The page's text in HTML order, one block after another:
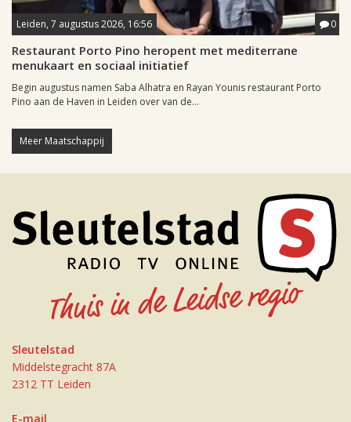
Leiden, 7 augustus 2026, 16:56 0
Restaurant Porto Pino heropent met mediterrane
menukaart en sociaal initiatief
Begin augustus namen Saba Alhatra en Rayan Younis restaurant Porto
Pino aan de Haven in Leiden over van de...
Meer Maatschappij
Sleutelstad
Middelstegracht 87A
2312 TT Leiden
E-mail